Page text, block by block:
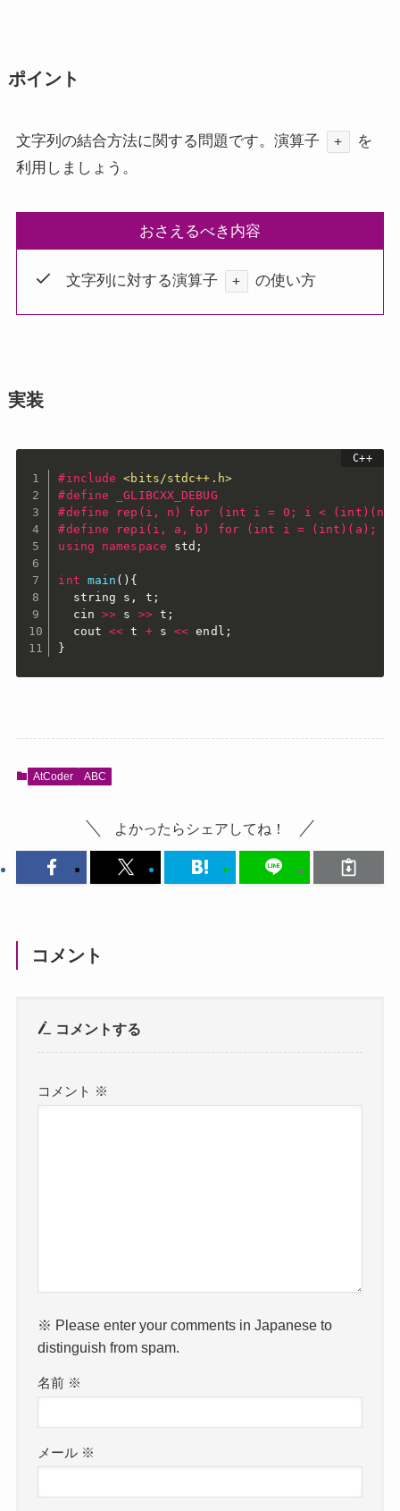
ポイント
文字列の結合方法に関する問題です。演算子 +
を
利用しましょう。
おさえるべき内容
文字列に対する演算子 + の使い方
実装
#include
<bits/stdc++.h>
#define _GLIBCXX_DEBUG
#define rep(i, n) for (int i = 0; i < (int)(n);
#define repi(i, a, b) for (int i = (int)(a); i
using
namespace std ;
int main ( ) {
  string s
, t ;
  cin
>> s >> t ;
  cout
<< t + s << endl ;
}
AtCoder ABC
よかったらシェアしてね！
コメント
コメントする
コメント ※
※ Please enter your comments in Japanese to
distinguish from spam.
名前 ※
メール ※